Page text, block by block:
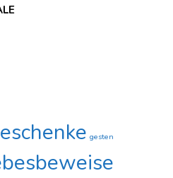
gesten